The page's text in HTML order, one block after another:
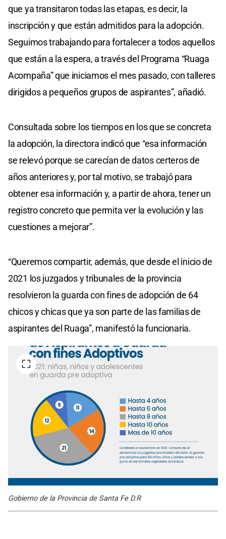
que ya transitaron todas las etapas, es decir, la
inscripción y que están admitidos para la adopción.
Seguimos trabajando para fortalecer a todos aquellos
que están a la espera, a través del Programa “Ruaga
Acompaña” que iniciamos el mes pasado, con talleres
dirigidos a pequeños grupos de aspirantes”, añadió.
Consultada sobre los tiempos en los que se concreta
la adopción, la directora indicó que “esa información
se relevó porque se carecían de datos certeros de
años anteriores y, por tal motivo, se trabajó para
obtener esa información y, a partir de ahora, tener un
registro concreto que permita ver la evolución y las
cuestiones a mejorar”.
“Queremos compartir, además, que desde el inicio de
2021 los juzgados y tribunales de la provincia
resolvieron la guarda con fines de adopción de 64
chicos y chicas que ya son parte de las familias de
aspirantes del Ruaga”, manifestó la funcionaria.
Gobierno de la Provincia de Santa Fe D.R